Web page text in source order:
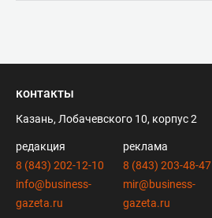
контакты
Казань, Лобачевского 10, корпус 2
редакция
8 (843) 202-12-10
info@business-
gazeta.ru
реклама
8 (843) 203-48-47
mir@business-
gazeta.ru